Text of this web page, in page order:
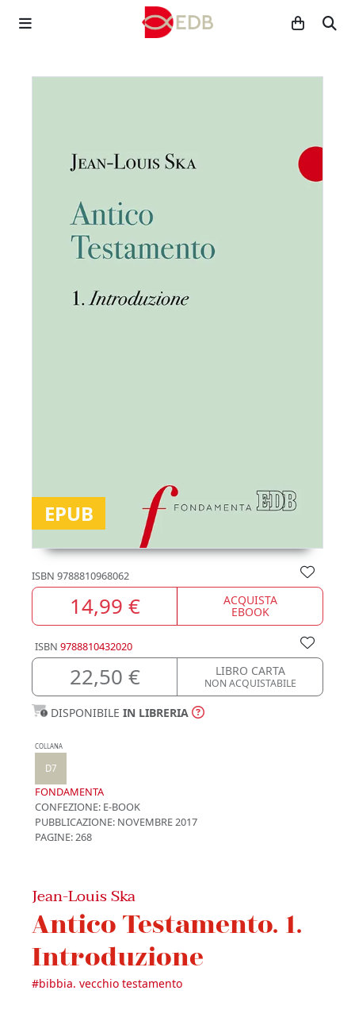
EPUB
ISBN 9788810968062
14,99 € ACQUISTA
EBOOK
ISBN 9788810432020
22,50 € LIBRO CARTA
NON ACQUISTABILE
DISPONIBILE IN LIBRERIA
COLLANA
D7
FONDAMENTA
CONFEZIONE: E-BOOK
PUBBLICAZIONE: NOVEMBRE 2017
PAGINE: 268
Jean-Louis Ska
Antico Testamento. 1.
Introduzione
#bibbia. vecchio testamento